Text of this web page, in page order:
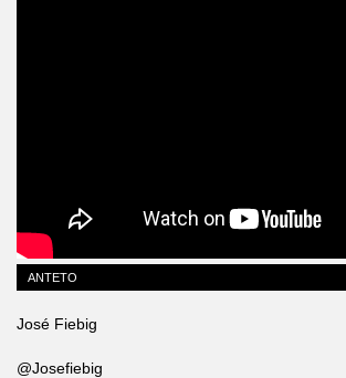
ANTETO
José Fiebig
@Josefiebig